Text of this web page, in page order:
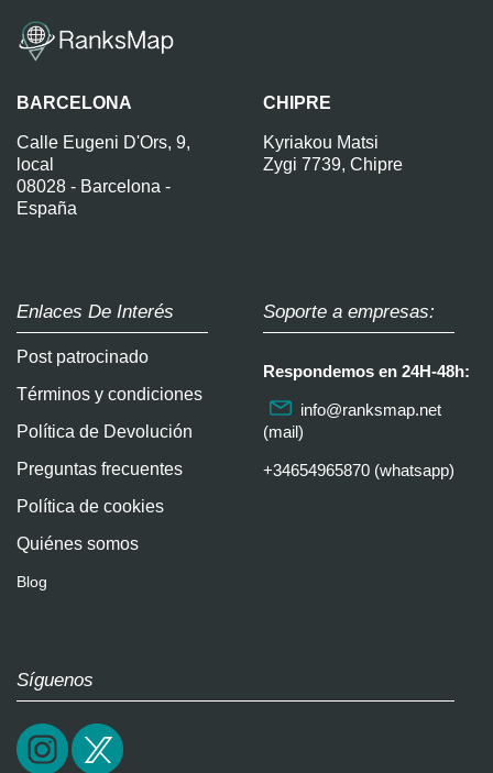
BARCELONA
Calle Eugeni D'Ors, 9,
local
08028 - Barcelona -
España
CHIPRE
Kyriakou Matsi
Zygi 7739, Chipre
Enlaces De Interés
Post patrocinado
Términos y condiciones
Política de Devolución
Preguntas frecuentes
Política de cookies
Quiénes somos
Blog
Soporte a empresas:
Respondemos en 24H-48h:
info@ranksmap.net
(mail)
+34654965870 (whatsapp)
Síguenos